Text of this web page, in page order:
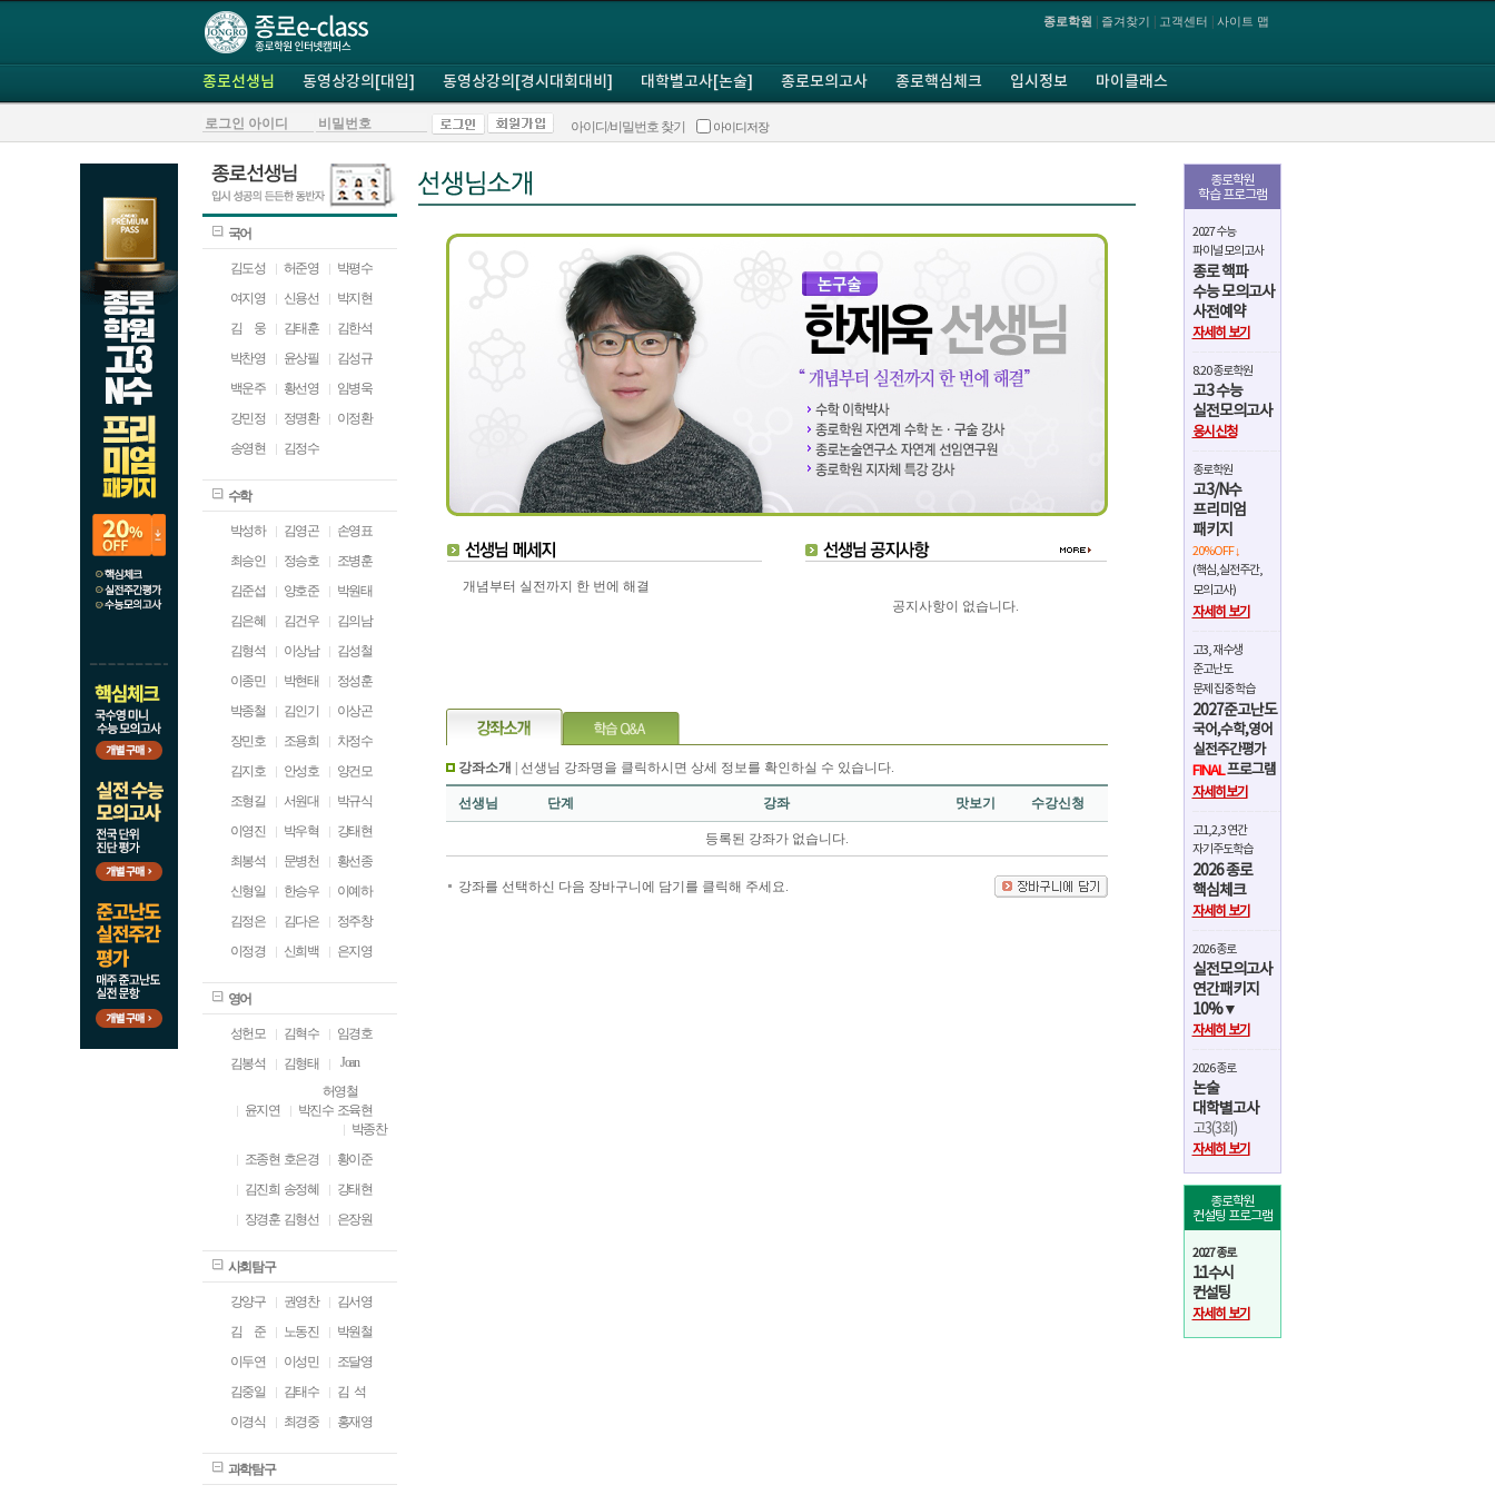
종로학원 즐겨찾기 고객센터 사이트 맵
종로선생님 동영상강의[대입] 동영상강의[경시대회대비] 대학별고사[논술] 종로모의고사 종로핵심체크 입시정보 마이클래스
아이디/비밀번호 찾기 아이디저장
국어
김도성 허준영
박평수
여지영
신용선
박지현
김
웅 김태훈
김한석
박찬영
윤상필
김성규
백운주
황선영
임병욱
강민정
정명환
이정환
송영현
김정수
수학
박성하 김영곤
손영표
최승인
정승호
조병훈
김준섭
양호준
박원태
김은혜
김건우
김의남
김형석
이상남
김성철
이종민
박현태
정성훈
박종철
김인기
이상곤
장민호
조용희
차정수
김지호
안성호
양건모
조형길
서원대
박규식
이영진
박우혁
강태현
최봉석
문병천
황선종
신형일
한승우
이예하
김정은
김다은
정주창
이정경
신희백 은지영
영어
성헌모 김혁수
임경호
김봉석
김형태
Joan
허영철
윤지연
박진수 조육현
박종찬
조종현 호은경
황이준
김진희 송정혜
강태현
장경훈 김형선 은장원
사회탐구
강양구 권영찬
김서영
김
준 노동진
박원철
이두연
이성민
조달영
김중일
김태수
김 석
이경식
최경중 홍재영
과학탐구
개념부터 실전까지 한 번에 해결
공지사항이 없습니다.
강좌소개 | 선생님 강좌명을 클릭하시면 상세 정보를 확인하실 수 있습니다.
선생님 단계 강좌 맛보기 수강신청
등록된 강좌가 없습니다.
강좌를 선택하신 다음 장바구니에 담기를 클릭해 주세요.
종로학원
학습 프로그램
2027 수능
파이널 모의고사
종로 핵파
수능 모의고사
사전예약
자세히 보기
8.20 종로학원
고3 수능
실전모의고사
응시신청
종로학원
고3/N수
프리미엄
패키지
20%OFF ↓
(핵심,실전주간,
모의고사)
자세히 보기
고3, 재수생
준고난도
문제 집중 학습
2027준고난도
국어,수학,영어
실전주간평가
FINAL프로그램
자세히보기
고1,2,3 연간
자기주도학습
2026 종로
핵심체크
자세히 보기
2026 종로
실전모의고사
연간패키지
10%▼
자세히 보기
2026 종로
논술
대학별고사
고3(3회)
자세히 보기
종로학원
컨설팅 프로그램
2027 종로
1:1 수시
컨설팅
자세히 보기